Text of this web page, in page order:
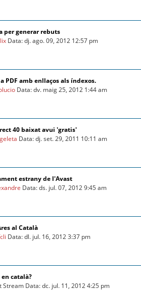
per generar rebuts
Data: dj. ago. 09, 2012 12:57 pm
PDF amb enllaços als índexos.
Data: dv. maig 25, 2012 1:44 am
40 baixat avui 'gratis'
Data: dj. set. 29, 2011 10:11 am
estrany de l'Avast
Data: ds. jul. 07, 2012 9:45 am
al Català
Data: dl. jul. 16, 2012 3:37 pm
català?
Stream Data: dc. jul. 11, 2012 4:25 pm